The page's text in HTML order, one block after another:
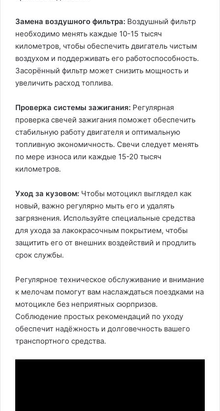
Замена воздушного фильтра: Воздушный фильтр
необходимо менять каждые 10-15 тысяч
километров, чтобы обеспечить двигатель чистым
воздухом и поддерживать его работоспособность.
Засорённый фильтр может снизить мощность и
увеличить расход топлива.
Проверка системы зажигания: Регулярная
проверка свечей зажигания поможет обеспечить
стабильную работу двигателя и оптимальную
топливную экономичность. Свечи следует менять
по мере износа или каждые 15-20 тысяч
километров.
Уход за кузовом: Чтобы мотоцикл выглядел как
новый, важно регулярно мыть его и удалять
загрязнения. Используйте специальные средства
для ухода за лакокрасочным покрытием, чтобы
защитить его от внешних воздействий и продлить
срок службы.
Регулярное техническое обслуживание и внимание
к мелочам помогут вам наслаждаться поездками на
мотоцикле без неприятных сюрпризов.
Соблюдение простых рекомендаций по уходу
обеспечит надёжность и долговечность вашего
транспортного средства.